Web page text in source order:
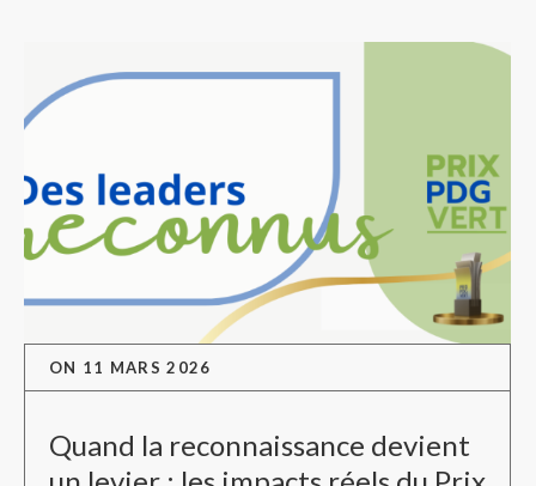
ON 11 MARS 2026
Quand la reconnaissance devient